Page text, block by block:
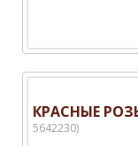
КРАСНЫЕ
5642230)